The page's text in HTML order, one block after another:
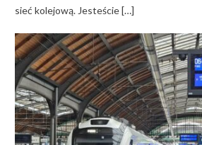
sieć kolejową. Jesteście […]